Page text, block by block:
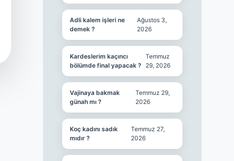
Adli kalem işleri ne
demek ?
Ağustos 3,
2026
Kardeslerim kaçıncı
bölümde final yapacak ?
Temmuz
29, 2026
Vajinaya bakmak
günah mı ?
Temmuz 29,
2026
Koç kadını sadık
mıdır ?
Temmuz 27,
2026